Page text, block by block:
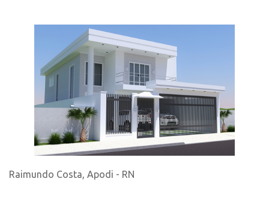
Raimundo Costa, Apodi - RN